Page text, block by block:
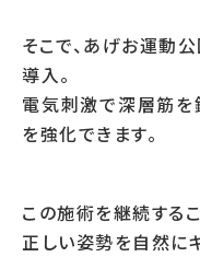
そこで、あげお運動
導入。
電気刺激で深層筋を
を強化できます。
この施術を継続するこ
正しい姿勢を自然に